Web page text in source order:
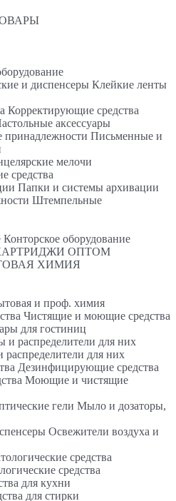
Клейкие ленты
Корректирующие средства
аксессуары
Письменные и
мелочи
средства
Папки и системы архивации
Штемпельные
Конторское оборудование
ОПТОМ
ХИМИЯ
и проф. химия
Чистящие и моющие средства
для гостиниц
для них
Дезинфицирующие средства
Моющие и чистящие
Мыло и дозаторы,
Освежители воздуха и
средства
для кухни
для стирки